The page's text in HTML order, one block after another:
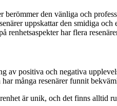
berömmer den vänliga och
uppskattar den smidiga
renhetsaspekter har flera
av positiva och negativa
många resenärer funnit
är unik, och det finns alltid